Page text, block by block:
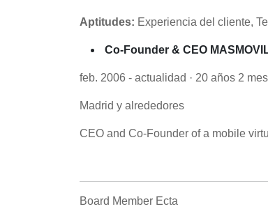
Aptitudes: Experiencia del cliente,
Co-Founder & CEO
feb. 2006 - actualidad · 20 años 2
Madrid y alrededores
CEO and Co-Founder of a mobile
Board Member Ecta